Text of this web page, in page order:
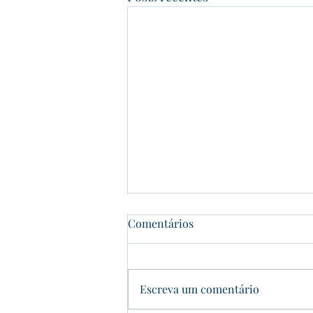
Comentários
Escreva um comentário